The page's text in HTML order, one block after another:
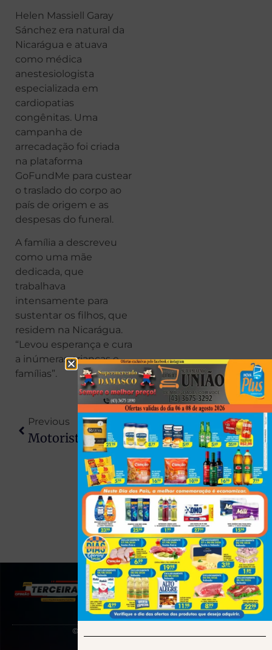
Helen Massiell Garay
Sánchez era natural da
Nicarágua e atuava
como médica
anestesiologista
especializada em
cardiopatias
congênitas. Uma
campanha de
arrecadação foi criada
na plataforma
GoFundMe para custear
o traslado do corpo ao
país de origem e as
despesas do funeral.
A família a descreveu
como uma mãe
dedicada, que
trabalhava
intensamente para
sustentar os filhos, que
residem na Nicarágua.
“Levou esperança e cura
a inúmeras crianças e
famílias”.
Previous
Motorista Alcoolizado Invade Calçada E Mata Cliente De Lanchonete Em Lobato, No Norte Do PR
Next
Motociclistas Do ‘grau’ São Alvo De Operação No PR Após Publicarem Vídeos Nas Redes Sociais
(43) 991545950
© 2025 Todos os direitos reservados